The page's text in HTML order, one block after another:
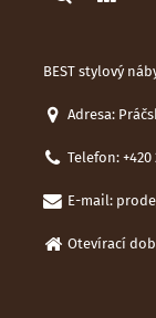
BEST stylový
Adresa:
Telefon: +420
E-mail:
Otevírací